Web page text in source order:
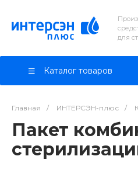
для
Каталог товаров
Главная / ИНТЕРСЭН-плюс /
Пакет